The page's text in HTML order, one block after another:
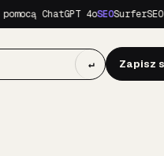
ChatGPT 4oSEOSurferSEO +
↵ Zapisz